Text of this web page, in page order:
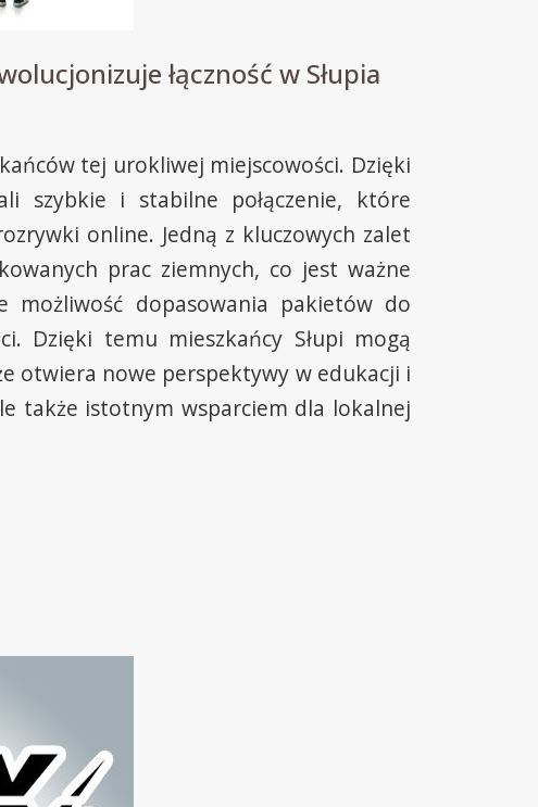
łączność w Słupia
tej urokliwej miejscowości. Dzięki
szybkie i stabilne połączenie, które
online. Jedną z kluczowych zalet
prac ziemnych, co jest ważne
możliwość dopasowania pakietów do
Dzięki temu mieszkańcy Słupi mogą
otwiera nowe perspektywy w edukacji i
także istotnym wsparciem dla lokalnej